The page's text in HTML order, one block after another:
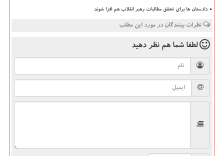
دادستان ها برای تحقق مطالبات رهبر انقلاب هم افزا شوند
نظرات بینندگان در مورد این مطلب
لطفا شما هم نظر دهید